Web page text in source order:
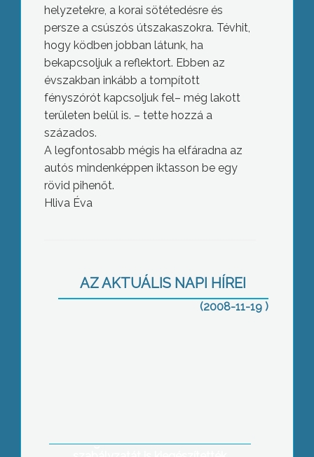
helyzetekre, a korai sötétedésre és
persze a csúszós útszakaszokra. Tévhit,
hogy ködben jobban látunk, ha
bekapcsoljuk a reflektort. Ebben az
évszakban inkább a tompított
fényszórót kapcsoljuk fel– még lakott
területen belül is. – tette hozzá a
százados.
A legfontosabb mégis ha elfáradna az
autós mindenképpen iktasson be egy
rövid pihenőt.
Hliva Éva
AZ AKTUÁLIS NAPI HÍREI
(2008-11-19 )
térségi szervezet működésének